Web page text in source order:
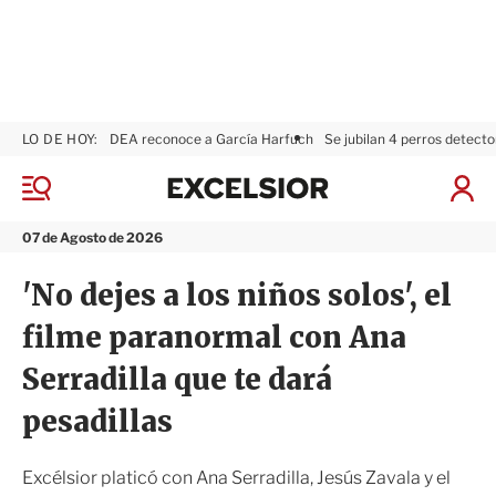
M
n
07 de Agosto de 2026
LO DE HOY: DEA reconoce a García Harfuch Se jubilan 4 perros
I
x
i
r
'No dejes a los niños solos', el
filme paranormal con Ana
Serradilla que te dará
pesadillas
Excélsior platicó con Ana Serradilla, Jesús Zavala y el